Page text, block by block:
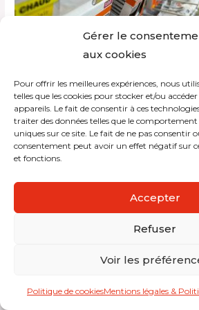
Gérer le
aux cookies
Pour offrir les meilleures expériences, nous
telles que les cookies pour stocker et/ou
appareils. Le fait de consentir à ces
traiter des données telles que le
uniques sur ce site. Le fait de ne pas consentir
consentement peut avoir un effet négatif sur
et fonctions.
Accepter
Refuser
Voir les
Politique de cookiesMentions légales &
Copyright © 2026
Mentions légales et politique